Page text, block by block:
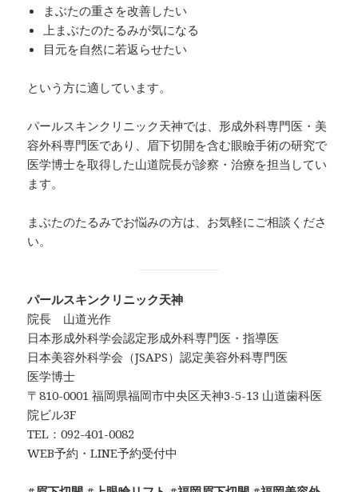
まぶたの重さを改善したい
上まぶたのたるみが気になる
目元を自然に若返らせたい
という方に適しています。
パールスキンクリニック天神では、形成外科専門医・美
容外科専門医であり、眉下切開を含む眼瞼手術の研究で
医学博士を取得した山道院長が診察・治療を担当してい
ます。
まぶたのたるみでお悩みの方は、お気軽にご相談くださ
い。
パールスキンクリニック天神
院長 山道光作
日本形成外科学会認定形成外科専門医・指導医
日本美容外科学会（JSAPS）認定美容外科専門医
医学博士
〒810-0001 福岡県福岡市中央区天神3-5-13 山道歯科医
院ビル3F
TEL：092-401-0082
WEB予約・LINE予約受付中